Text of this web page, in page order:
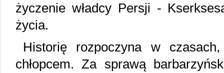
życzenie władcy Persji -
życia.
Historię rozpoczyna w
chłopcem. Za sprawą